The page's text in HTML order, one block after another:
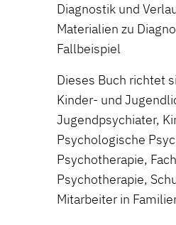
Diagnostik und
Materialien zu
Fallbeispiel
Dieses Buch richtet
Kinder- und
Jugendpsychiater,
Psychologische
Psychotherapie,
Psychotherapie,
Mitarbeiter in